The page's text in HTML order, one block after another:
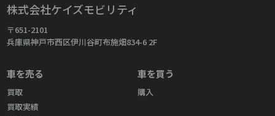
株式会社ケイズモビリティ
〒651-2101
兵庫県神戸市西区伊川谷町布施畑834-6 2F
車を売る
買取
買取実績
車を買う
購入